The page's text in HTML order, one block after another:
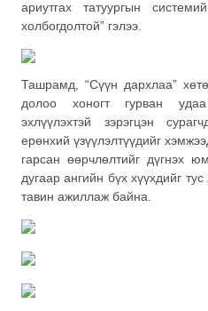
ариутгах татуургын
холбогдолтой” гэлээ.
Ташрамд, “Сүүн дархлаа”
долоо хоногт гурван
эхлүүлэхтэй зэрэгцэн
ерөнхий үзүүлэлтүүдийг
гарсан өөрчлөлтийг дүгнэх
дугаар ангийн бүх хүүхдийг
тавин ажиллаж байна.